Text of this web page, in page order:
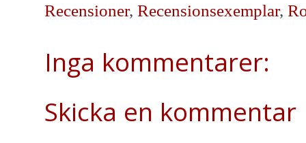
Recensioner, Recensionsexemplar,
Inga kommentarer:
Skicka en kommentar